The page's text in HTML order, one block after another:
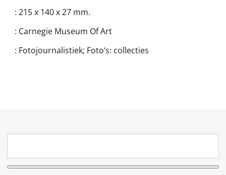
: 215 x 140 x 27 mm.
: Carnegie Museum Of Art
: Fotojournalistiek; Foto‘s: collecties